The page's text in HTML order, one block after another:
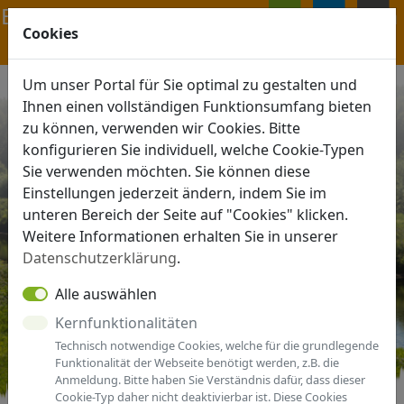
Cookies
Um unser Portal für Sie optimal zu gestalten und
Ihnen einen vollständigen Funktionsumfang bieten
zu können, verwenden wir Cookies. Bitte
konfigurieren Sie individuell, welche Cookie-Typen
Sie verwenden möchten. Sie können diese
Einstellungen jederzeit ändern, indem Sie im
unteren Bereich der Seite auf "Cookies" klicken.
Weitere Informationen erhalten Sie in unserer
Datenschutzerklärung.
Alle auswählen
Kernfunktionalitäten
Technisch notwendige Cookies, welche für die grundlegende
Funktionalität der Webseite benötigt werden, z.B. die
Anmeldung. Bitte haben Sie Verständnis dafür, dass dieser
Cookie-Typ daher nicht deaktivierbar ist. Diese Cookies
Navigation ein-/ausblenden
MENÜ